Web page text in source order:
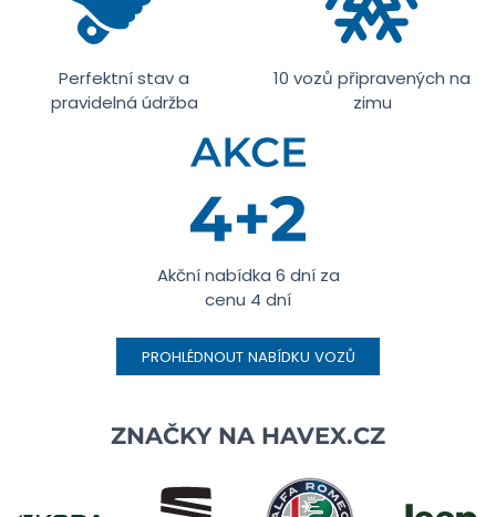
Perfektní stav a
pravidelná údržba
10 vozů připravených na
zimu
Akční nabídka 6 dní za
cenu 4 dní
PROHLÉDNOUT NABÍDKU VOZŮ
ZNAČKY NA HAVEX.CZ